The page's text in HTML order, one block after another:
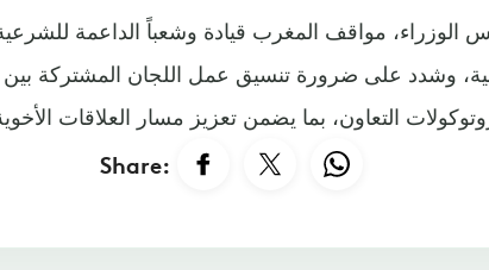
الوزراء، مواقف المغرب قيادة وشعباً الداعمة
وشدد على ضرورة تنسيق عمل اللجان المشتركة بين
Share: